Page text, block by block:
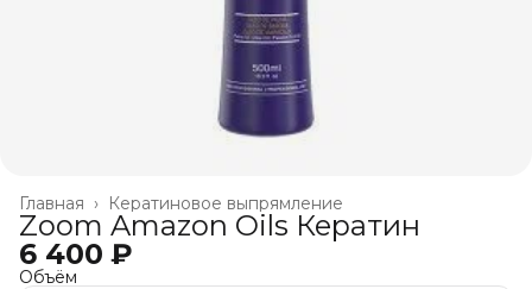
Кератиновое выпрямление
Главная ›
Zoom Amazon Oils Кератин
6 400 ₽
Объём